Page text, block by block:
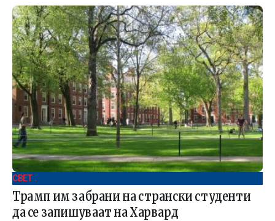
СВЕТ .
Трамп им забрани на странски студенти
да се запишуваат на Харвард